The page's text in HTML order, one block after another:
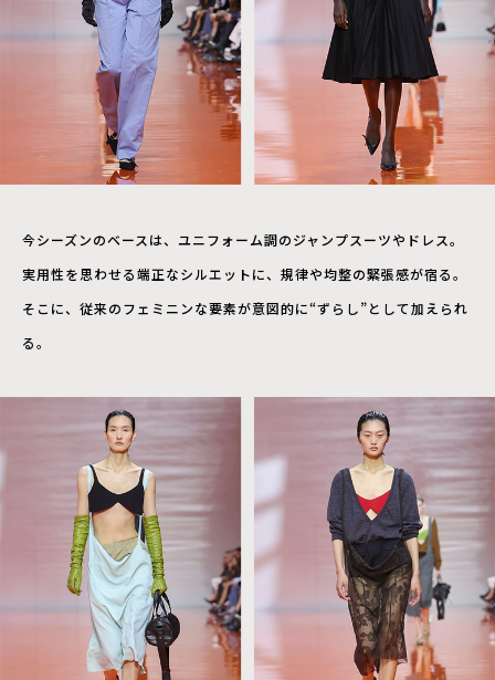
今シーズンのベースは、ユニフォーム調のジャンプスーツやドレス。
実用性を思わせる端正なシルエットに、規律や均整の緊張感が宿る。
そこに、従来のフェミニンな要素が意図的に“ずらし”として加えられ
る。